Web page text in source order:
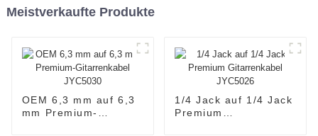
Meistverkaufte Produkte
OEM 6,3 mm auf 6,3
mm Premium-
1/4 Jack auf 1/4 Jack
Premium